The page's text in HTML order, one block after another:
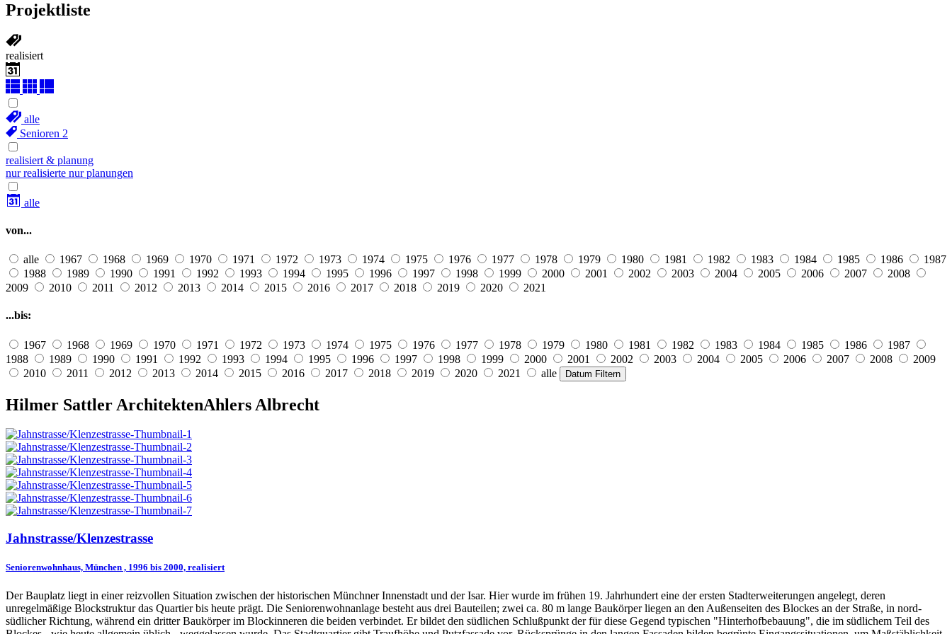
Projektliste
realisiert
alle
Senioren 2
realisiert & planung
nur realisierte nur planungen
alle
von...
alle 1967 1968 1969 1970 1971 1972 1973 1974 1975 1976 1977 1978 1979 1980 1981 1982 1983 1984 1985 1986
1987
1988
1989 1990 1991 1992 1993 1994 1995 1996 1997 1998 1999 2000 2001 2002 2003 2004 2005 2006 2007
2008
2009
2010 2011 2012 2013 2014 2015 2016 2017 2018 2019 2020 2021
...bis:
1967 1968 1969 1970 1971 1972 1973 1974 1975 1976 1977 1978 1979 1980 1981 1982 1983 1984 1985 1986
1987
1988
1989 1990 1991 1992 1993 1994 1995 1996 1997 1998 1999 2000 2001 2002 2003 2004 2005 2006 2007 2008
2009
2010
2011 2012 2013 2014 2015 2016 2017 2018 2019 2020 2021 alle Datum Filtern
Hilmer Sattler ArchitektenAhlers Albrecht
Jahnstrasse/Klenzestrasse
Seniorenwohnhaus, München , 1996 bis 2000, realisiert
Der Bauplatz liegt in einer reizvollen Situation zwischen der historischen Münchner Innenstadt und der Isar. Hier wurde im frühen 19. Jahrhundert eine der ersten Stadterweiterungen angelegt, deren
unregelmäßige Blockstruktur das Quartier bis heute prägt. Die Seniorenwohnanlage besteht aus drei Bauteilen; zwei ca. 80 m lange Baukörper liegen an den Außenseiten des Blockes an der Straße, in nord-
südlicher Richtung, während ein dritter Baukörper im Blockinneren die beiden verbindet. Er bildet den südlichen Schlußpunkt der für diese Gegend typischen "Hinterhofbebauung", die im südlichem Teil des